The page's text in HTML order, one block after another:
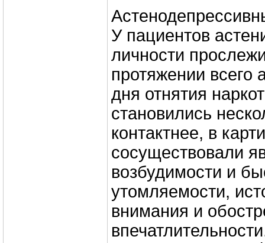
У пациентов
личности
протяжении всего
дня отнятия
становились
контактнее, в
сосуществовали
возбудимости и
утомляемости,
внимания и